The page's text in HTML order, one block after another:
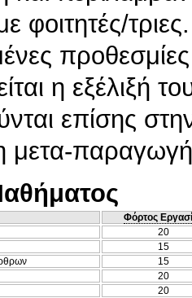
φοιτητές/
η εξέλιξή
επίσης
μετα-
Φόρτος
20
15
15
20
20